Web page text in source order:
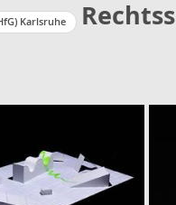
Karlsruhe